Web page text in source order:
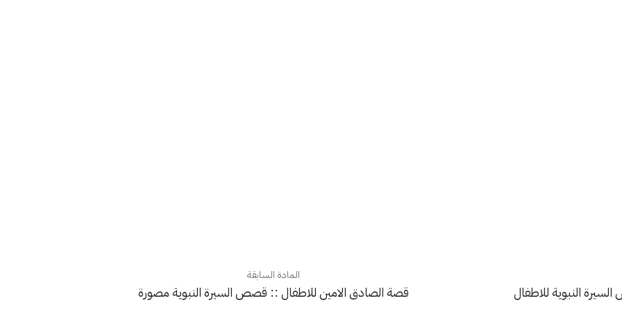
المادة السابقة
قصة الصادق الامين للاطفال :: قصص السيرة النبوية مصورة النبوية للاطفال